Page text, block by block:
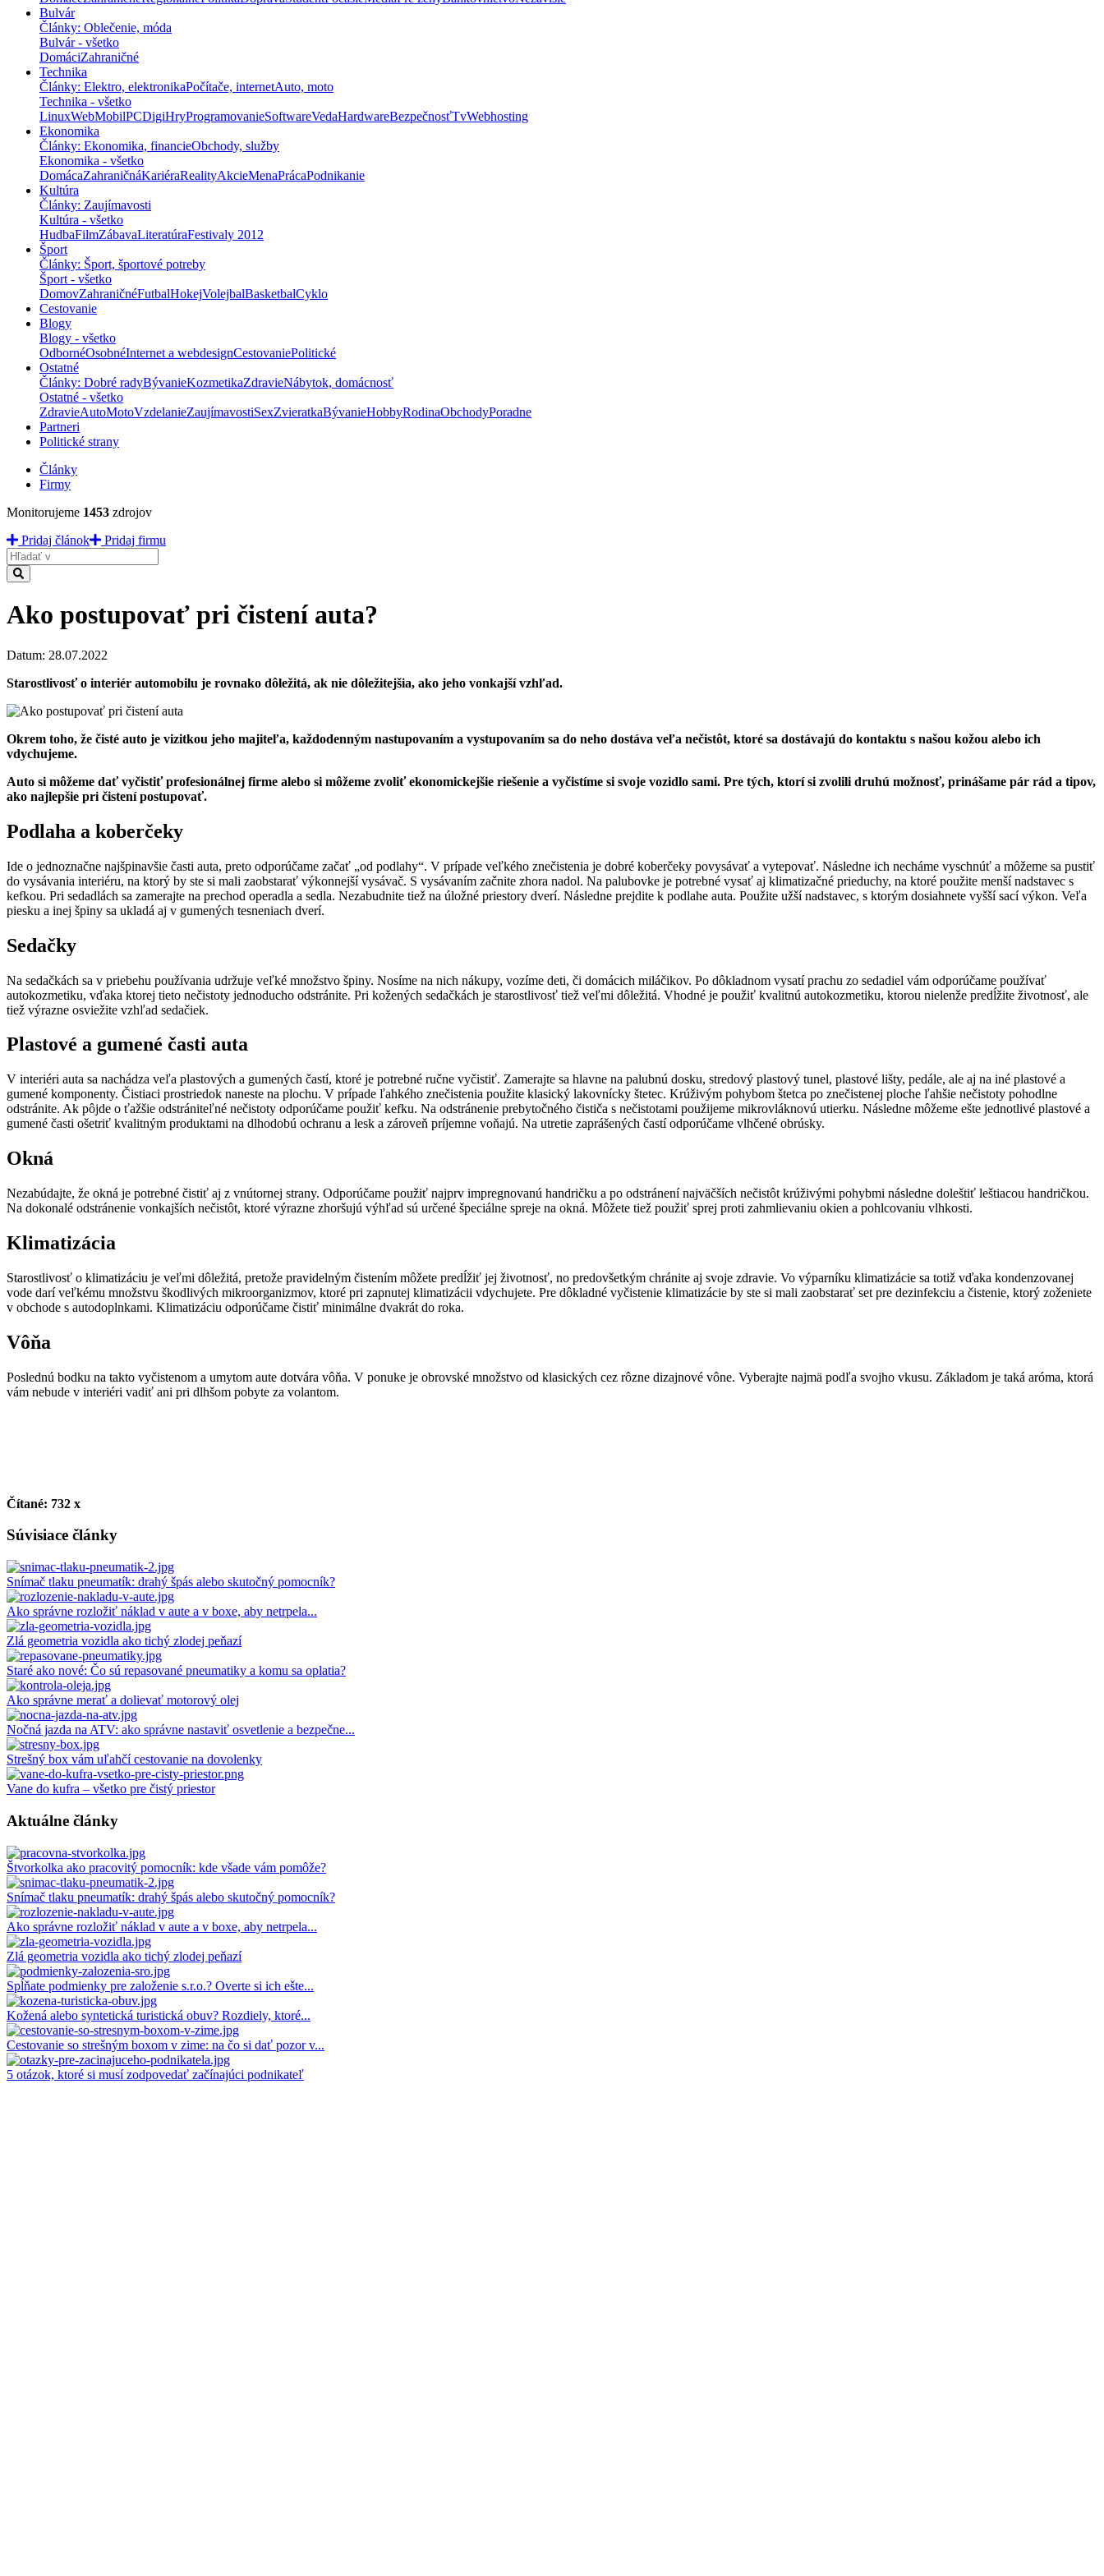
Bulvár
Články: Oblečenie, móda
Bulvár - všetko
DomáciZahraničné
Technika
Články: Elektro, elektronikaPočítače, internetAuto, moto
Technika - všetko
LinuxWebMobilPCDigiHryProgramovanieSoftwareVedaHardwareBezpečnosťTvWebhosting
Ekonomika
Články: Ekonomika, financieObchody, služby
Ekonomika - všetko
DomácaZahraničnáKariéraRealityAkcieMenaPrácaPodnikanie
Kultúra
Články: Zaujímavosti
Kultúra - všetko
HudbaFilmZábavaLiteratúraFestivaly 2012
Šport
Články: Šport, športové potreby
Šport - všetko
DomovZahraničnéFutbalHokejVolejbalBasketbalCyklo
Cestovanie
Blogy
Blogy - všetko
OdbornéOsobnéInternet a webdesignCestovaniePolitické
Ostatné
Články: Dobré radyBývanieKozmetikaZdravieNábytok, domácnosť
Ostatné - všetko
ZdravieAutoMotoVzdelanieZaujímavostiSexZvieratkaBývanieHobbyRodinaObchodyPoradne
Partneri
Politické strany
Články
Firmy
Monitorujeme 1453 zdrojov
Pridaj článok
Pridaj firmu
Hladať
Ako postupovať pri čistení auta?
Datum: 28.07.2022
Starostlivosť o interiér automobilu je rovnako dôležitá, ak nie dôležitejšia, ako jeho vonkajší vzhľad.
Okrem toho, že čisté auto je vizitkou jeho majiteľa, každodenným nastupovaním a vystupovaním sa do neho dostáva veľa nečistôt, ktoré sa dostávajú do kontaktu s našou kožou alebo ich
vdychujeme.
Auto si môžeme dať vyčistiť profesionálnej firme alebo si môžeme zvoliť ekonomickejšie riešenie a vyčistíme si svoje vozidlo sami. Pre tých, ktorí si zvolili druhú možnosť, prinášame pár rád a tipov,
ako najlepšie pri čistení postupovať.
Podlaha a koberčeky
Ide o jednoznačne najšpinavšie časti auta, preto odporúčame začať „od podlahy“. V prípade veľkého znečistenia je dobré koberčeky povysávať a vytepovať. Následne ich necháme vyschnúť a môžeme sa pustiť
do vysávania interiéru, na ktorý by ste si mali zaobstarať výkonnejší vysávač. S vysávaním začnite zhora nadol. Na palubovke je potrebné vysať aj klimatizačné prieduchy, na ktoré použite menší nadstavec s
kefkou. Pri sedadlách sa zamerajte na prechod operadla a sedla. Nezabudnite tiež na úložné priestory dverí. Následne prejdite k podlahe auta. Použite užší nadstavec, s ktorým dosiahnete vyšší sací výkon. Veľa
piesku a inej špiny sa ukladá aj v gumených tesneniach dverí.
Sedačky
Na sedačkách sa v priebehu používania udržuje veľké množstvo špiny. Nosíme na nich nákupy, vozíme deti, či domácich miláčikov. Po dôkladnom vysatí prachu zo sedadiel vám odporúčame používať
autokozmetiku, vďaka ktorej tieto nečistoty jednoducho odstránite. Pri kožených sedačkách je starostlivosť tiež veľmi dôležitá. Vhodné je použiť kvalitnú autokozmetiku, ktorou nielenže predĺžite životnosť, ale
tiež výrazne osviežite vzhľad sedačiek.
Plastové a gumené časti auta
V interiéri auta sa nachádza veľa plastových a gumených častí, ktoré je potrebné ručne vyčistiť. Zamerajte sa hlavne na palubnú dosku, stredový plastový tunel, plastové lišty, pedále, ale aj na iné plastové a
gumené komponenty. Čistiaci prostriedok naneste na plochu. V prípade ľahkého znečistenia použite klasický lakovnícky štetec. Krúživým pohybom štetca po znečistenej ploche ľahšie nečistoty pohodlne
odstránite. Ak pôjde o ťažšie odstrániteľné nečistoty odporúčame použiť kefku. Na odstránenie prebytočného čističa s nečistotami použijeme mikrovláknovú utierku. Následne môžeme ešte jednotlivé plastové a
gumené časti ošetriť kvalitným produktami na dlhodobú ochranu a lesk a zároveň príjemne voňajú. Na utretie zaprášených častí odporúčame vlhčené obrúsky.
Okná
Nezabúdajte, že okná je potrebné čistiť aj z vnútornej strany. Odporúčame použiť najprv impregnovanú handričku a po odstránení najväčších nečistôt krúživými pohybmi následne doleštiť leštiacou handričkou.
Na dokonalé odstránenie vonkajších nečistôt, ktoré výrazne zhoršujú výhľad sú určené špeciálne spreje na okná. Môžete tiež použiť sprej proti zahmlievaniu okien a pohlcovaniu vlhkosti.
Klimatizácia
Starostlivosť o klimatizáciu je veľmi dôležitá, pretože pravidelným čistením môžete predĺžiť jej životnosť, no predovšetkým chránite aj svoje zdravie. Vo výparníku klimatizácie sa totiž vďaka kondenzovanej
vode darí veľkému množstvu škodlivých mikroorganizmov, ktoré pri zapnutej klimatizácii vdychujete. Pre dôkladné vyčistenie klimatizácie by ste si mali zaobstarať set pre dezinfekciu a čistenie, ktorý zoženiete
v obchode s autodoplnkami. Klimatizáciu odporúčame čistiť minimálne dvakrát do roka.
Vôňa
Poslednú bodku na takto vyčistenom a umytom aute dotvára vôňa. V ponuke je obrovské množstvo od klasických cez rôzne dizajnové vône. Vyberajte najmä podľa svojho vkusu. Základom je taká aróma, ktorá
vám nebude v interiéri vadiť ani pri dlhšom pobyte za volantom.
Čítané: 732 x
Súvisiace články
Snímač tlaku pneumatík: drahý špás alebo skutočný pomocník?
Ako správne rozložiť náklad v aute a v boxe, aby netrpela...
Zlá geometria vozidla ako tichý zlodej peňazí
Staré ako nové: Čo sú repasované pneumatiky a komu sa oplatia?
Ako správne merať a dolievať motorový olej
Nočná jazda na ATV: ako správne nastaviť osvetlenie a bezpečne...
Strešný box vám uľahčí cestovanie na dovolenky
Vane do kufra – všetko pre čistý priestor
Aktuálne články
Štvorkolka ako pracovitý pomocník: kde všade vám pomôže?
Snímač tlaku pneumatík: drahý špás alebo skutočný pomocník?
Ako správne rozložiť náklad v aute a v boxe, aby netrpela...
Zlá geometria vozidla ako tichý zlodej peňazí
Spĺňate podmienky pre založenie s.r.o.? Overte si ich ešte...
Kožená alebo syntetická turistická obuv? Rozdiely, ktoré...
Cestovanie so strešným boxom v zime: na čo si dať pozor v...
5 otázok, ktoré si musí zodpovedať začínajúci podnikateľ